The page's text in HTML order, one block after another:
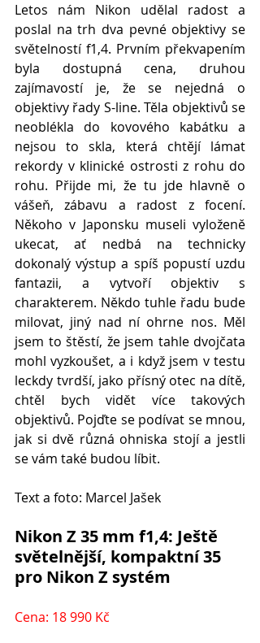
Letos nám Nikon udělal radost a
poslal na trh dva pevné objektivy se
světelností f1,4. Prvním překvapením
byla dostupná cena, druhou
zajímavostí je, že se nejedná o
objektivy řady S-line. Těla objektivů se
neoblékla do kovového kabátku a
nejsou to skla, která chtějí lámat
rekordy v klinické ostrosti z rohu do
rohu. Přijde mi, že tu jde hlavně o
vášeň, zábavu a radost z focení.
Někoho v Japonsku museli vyloženě
ukecat, ať nedbá na technicky
dokonalý výstup a spíš popustí uzdu
fantazii, a vytvoří objektiv s
charakterem. Někdo tuhle řadu bude
milovat, jiný nad ní ohrne nos. Měl
jsem to štěstí, že jsem tahle dvojčata
mohl vyzkoušet, a i když jsem v testu
leckdy tvrdší, jako přísný otec na dítě,
chtěl bych vidět více takových
objektivů. Pojďte se podívat se mnou,
jak si dvě různá ohniska stojí a jestli
se vám také budou líbit.
Text a foto: Marcel Jašek
Nikon Z 35 mm f1,4: Ještě
světelnější, kompaktní 35
pro Nikon Z systém
Cena: 18 990 Kč